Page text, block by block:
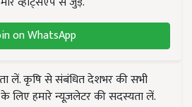
on WhatsApp
लें. कृषि से संबंधित देशभर की सभी
हमारे न्यूज़लेटर की सदस्यता लें.